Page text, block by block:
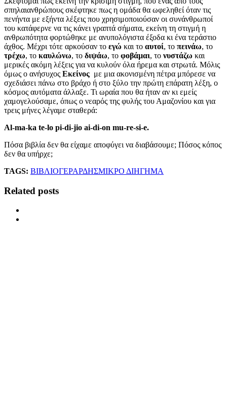
σπηλαιανθρώπους σκέφτηκε πως η ομάδα θα ωφεληθεί όταν τις
πενήντα με εξήντα λέξεις που χρησιμοποιούσαν οι συνάνθρωποί
του κατάφερνε να τις κάνει γραπτά σήματα, εκείνη τη στιγμή η
ανθρωπότητα φορτώθηκε με ανυπολόγιστα έξοδα κι ένα τεράστιο
άχθος. Μέχρι τότε αρκούσαν το εγώ και το αυτοί, το πεινάω, το
τρέχω, το καυλώνω, το διψάω, το φοβάμαι, το νυστάζω και
μερικές ακόμη λέξεις για να κυλούν όλα ήρεμα και στρωτά. Μόλις
όμως ο ανήσυχος Εκείνος με μια ακονισμένη πέτρα μπόρεσε να
σχεδιάσει πάνω στο βράχο ή στο ξύλο την πρώτη επάρατη λέξη, ο
κόσμος αυτόματα άλλαξε. Τι ωραία που θα ήταν αν κι εμείς
χαμογελούσαμε, όπως ο νεαρός της φυλής του Αμαζονίου και για
τρεις μήνες λέγαμε σταθερά:
Al-ma-ka te-lo pi-di-jio ai-di-on mu-re-si-e.
Πόσα βιβλία δεν θα είχαμε αποφύγει να διαβάσουμε; Πόσος κόπος
δεν θα υπήρχε;
TAGS: ΒΙΒΛΙΟΓΕΡΑΡΔΗΣΜΙΚΡΟ ΔΙΗΓΗΜΑ
Related posts